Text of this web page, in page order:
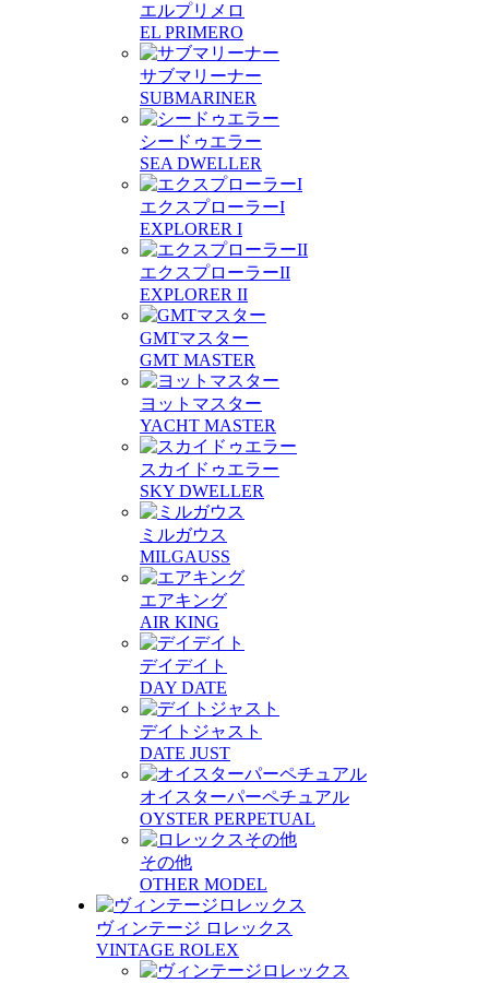
エルプリメロ
EL PRIMERO
サブマリーナー
SUBMARINER
シードゥエラー
SEA DWELLER
エクスプローラーI
EXPLORER I
エクスプローラーII
EXPLORER II
GMTマスター
GMT MASTER
ヨットマスター
YACHT MASTER
スカイドゥエラー
SKY DWELLER
ミルガウス
MILGAUSS
エアキング
AIR KING
デイデイト
DAY DATE
デイトジャスト
DATE JUST
オイスターパーペチュアル
OYSTER PERPETUAL
その他
OTHER MODEL
ヴィンテージ ロレックス
VINTAGE ROLEX